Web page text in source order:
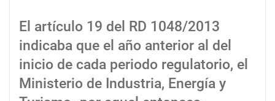
El artículo 19 del RD 1048/2013
indicaba que el año anterior al del
inicio de cada periodo regulatorio, el
Ministerio de Industria, Energía y